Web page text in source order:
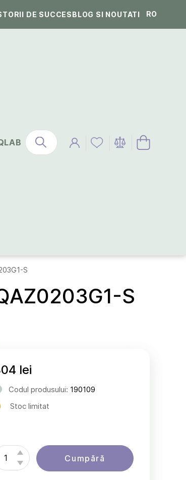
DE SUCCESBLOG SI NOUTATI RO
S
S
lei
Codul produsului: 190109
Stoc limitat
Cumpără